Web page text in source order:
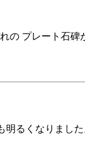
の プレート石
るくなりまし